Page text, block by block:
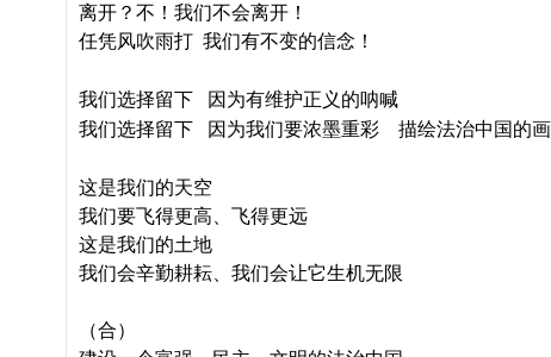
离开？不！我们不会离开！
任凭风吹雨打 我们有不变的信念！
我们选择留下
因为有维护正义的呐喊
我们选择留下
因为我们要浓墨重彩 描绘法治中国的
这是我们的天空
我们要飞得更高、飞得更远
这是我们的土地
我们会辛勤耕耘、我们会让它生机无限
（合）